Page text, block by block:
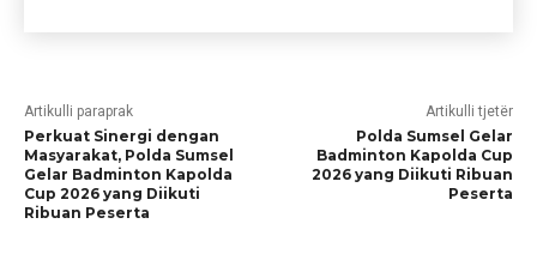
Artikulli paraprak
​Perkuat Sinergi dengan
Masyarakat, Polda Sumsel
Gelar Badminton Kapolda
Cup 2026 yang Diikuti
Ribuan Peserta
Artikulli tjetër
Polda Sumsel Gelar
Badminton Kapolda Cup
2026 yang Diikuti Ribuan
Peserta